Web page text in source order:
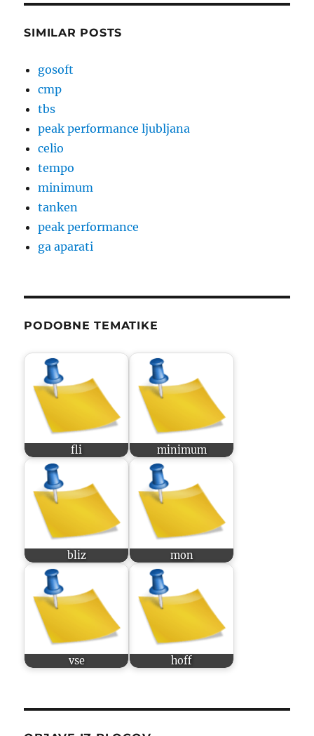
SIMILAR POSTS
gosoft
cmp
tbs
peak performance ljubljana
celio
tempo
minimum
tanken
peak performance
ga aparati
PODOBNE TEMATIKE
fli minimum
bliz mon
vse hoff